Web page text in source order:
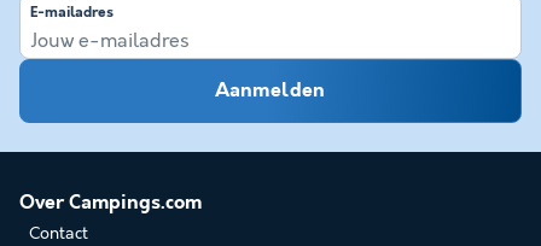
E-mailadres
Aanmelden
Over Campings.com
Contact